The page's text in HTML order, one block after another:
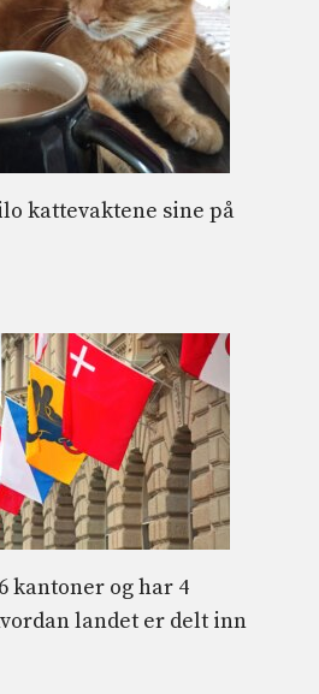
kattevaktene sine på
kantoner og har 4
landet er delt inn